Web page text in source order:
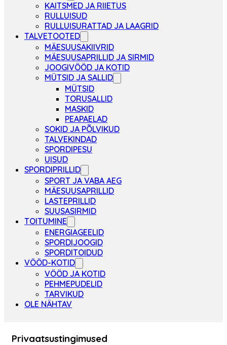
KAITSMED JA RIIETUS
RULLUISUD
RULLUISURATTAD JA LAAGRID
TALVETOOTED
MÄESUUSAKIIVRID
MÄESUUSAPRILLID JA SIRMID
JOOGIVÖÖD JA KOTID
MÜTSID JA SALLID
MÜTSID
TORUSALLID
MASKID
PEAPAELAD
SOKID JA PÕLVIKUD
TALVEKINDAD
SPORDIPESU
UISUD
SPORDIPRILLID
SPORT JA VABA AEG
MÄESUUSAPRILLID
LASTEPRILLID
SUUSASIRMID
TOITUMINE
ENERGIAGEELID
SPORDIJOOGID
SPORDITOIDUD
VÖÖD-KOTID
VÖÖD JA KOTID
PEHMEPUDELID
TARVIKUD
OLE NÄHTAV
Privaatsustingimused